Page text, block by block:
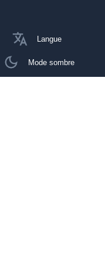
Langue
Mode sombre